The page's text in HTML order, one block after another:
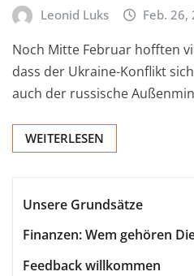
Leonid Luks Feb. 26,
Noch Mitte Februar hofften
dass der Ukraine-Konflikt
auch der russische
WEITERLESEN
Unsere Grundsätze
Finanzen: Wem gehören
Feedback willkommen